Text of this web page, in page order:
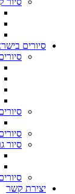
סיורים
סיור
יצירת קשר